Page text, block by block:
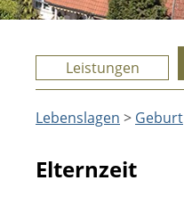
Leistungen
Lebenslagen > Geburt
Elternzeit